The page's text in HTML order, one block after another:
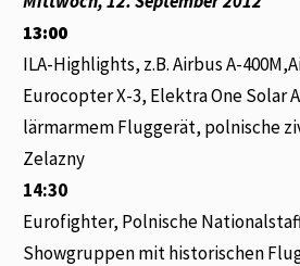
13:00
ILA-Highlights, z.B. Airbus A-
Eurocopter X-3, Elektra One Solar
lärmarmem Fluggerät, polnische
Zelazny
14:30
Eurofighter, Polnische
Showgruppen mit historischen